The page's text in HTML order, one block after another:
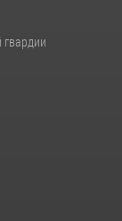
гвардии